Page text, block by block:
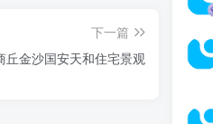
下一篇
丘金沙国安天和住宅景观